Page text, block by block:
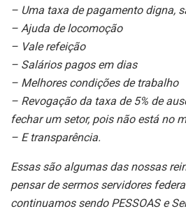
– Uma taxa de pagamento digna,
– Ajuda de locomoção
– Vale refeição
– Salários pagos em dias
– Melhores condições de trabalho
– Revogação da taxa de 5% de
fechar um setor, pois não está no
– E transparência.
Essas são algumas das nossas
pensar de sermos servidores
continuamos sendo PESSOAS e